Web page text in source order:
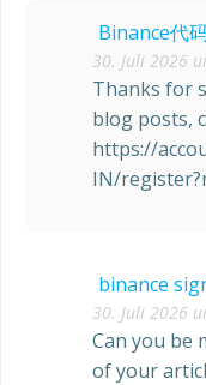
Binance代
30. Juli 2026
Thanks for
blog posts,
https://
IN/
binance
30. Juli 2026
Can you be
of your